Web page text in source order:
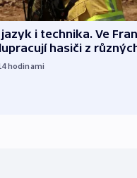
jazyk i technika. Ve
hasiči z
hodinami